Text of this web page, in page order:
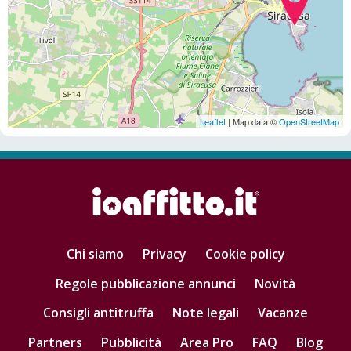
Leaflet | Map data ©OpenStreetMap
Chi siamo Privacy
Cookie policy
Regole pubblicazione annunci
Novità
Consigli antitruffa
Note legali
Vacanze
Partners
Pubblicità Area Pro FAQ Blog